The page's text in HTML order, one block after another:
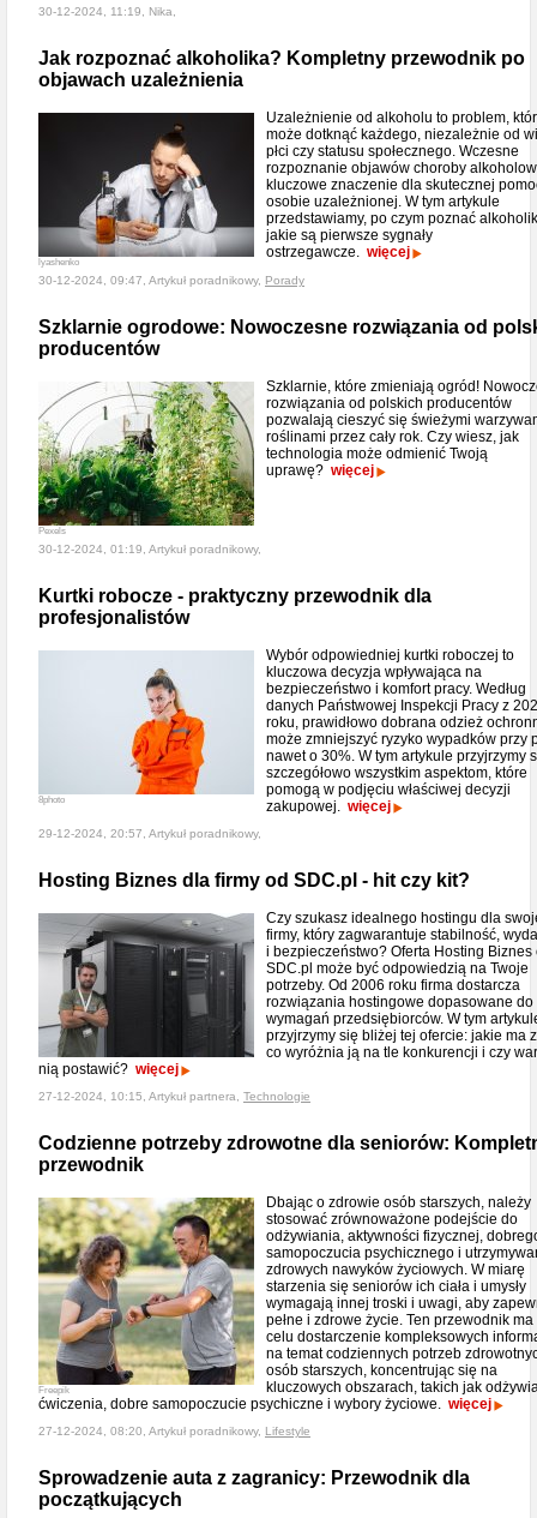
30-12-2024, 11:19, Nika,
Jak rozpoznać alkoholika? Kompletny przewodnik po
objawach uzależnienia
lyashenko
Uzależnienie od alkoholu to problem,
może dotknąć każdego, niezależnie od
płci czy statusu społecznego. Wczesne
rozpoznanie objawów choroby
kluczowe znaczenie dla skutecznej
osobie uzależnionej. W tym artykule
przedstawiamy, po czym poznać
jakie są pierwsze sygnały
ostrzegawcze. więcej
30-12-2024, 09:47, Artykuł poradnikowy, Porady
Szklarnie ogrodowe: Nowoczesne rozwiązania od
producentów
Pexels
Szklarnie, które zmieniają ogród!
rozwiązania od polskich producentów
pozwalają cieszyć się świeżymi
roślinami przez cały rok. Czy wiesz, jak
technologia może odmienić Twoją
uprawę? więcej
30-12-2024, 01:19, Artykuł poradnikowy,
Kurtki robocze - praktyczny przewodnik dla
profesjonalistów
8photo
Wybór odpowiedniej kurtki roboczej to
kluczowa decyzja wpływająca na
bezpieczeństwo i komfort pracy. Według
danych Państwowej Inspekcji Pracy z
roku, prawidłowo dobrana odzież
może zmniejszyć ryzyko wypadków przy
nawet o 30%. W tym artykule przyjrzymy
szczegółowo wszystkim aspektom, które
pomogą w podjęciu właściwej decyzji
zakupowej. więcej
29-12-2024, 20:57, Artykuł poradnikowy,
Hosting Biznes dla firmy od SDC.pl - hit czy kit?
Czy szukasz idealnego hostingu dla
firmy, który zagwarantuje stabilność,
i bezpieczeństwo? Oferta Hosting Biznes
SDC.pl może być odpowiedzią na Twoje
potrzeby. Od 2006 roku firma dostarcza
rozwiązania hostingowe dopasowane do
wymagań przedsiębiorców. W tym
przyjrzymy się bliżej tej ofercie: jakie ma
co wyróżnia ją na tle konkurencji i czy
nią postawić? więcej
27-12-2024, 10:15, Artykuł partnera, Technologie
Codzienne potrzeby zdrowotne dla seniorów:
przewodnik
Freepik
Dbając o zdrowie osób starszych, należy
stosować zrównoważone podejście do
odżywiania, aktywności fizycznej,
samopoczucia psychicznego i
zdrowych nawyków życiowych. W miarę
starzenia się seniorów ich ciała i umysły
wymagają innej troski i uwagi, aby
pełne i zdrowe życie. Ten przewodnik ma
celu dostarczenie kompleksowych
na temat codziennych potrzeb
osób starszych, koncentrując się na
kluczowych obszarach, takich jak
ćwiczenia, dobre samopoczucie psychiczne i wybory życiowe. więcej
27-12-2024, 08:20, Artykuł poradnikowy, Lifestyle
Sprowadzenie auta z zagranicy: Przewodnik dla
początkujących